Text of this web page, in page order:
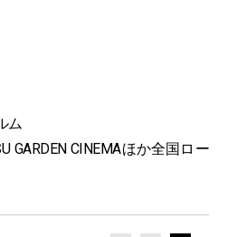
2020
ム
GARDEN CINEMAほか全国ロー